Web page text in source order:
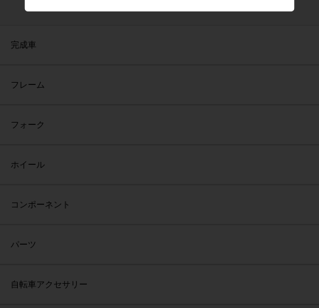
完成車
フレーム
フォーク
ホイール
コンポーネント
パーツ
自転車アクセサリー